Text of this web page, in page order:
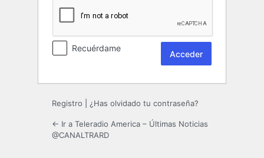
Recuérdame
Registro ¿Has olvidado tu contraseña?
← Ir a Teleradio America – Últimas Noticias
@CANALTRARD